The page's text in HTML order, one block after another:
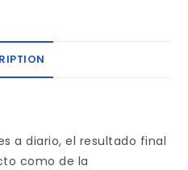
a diario, el resultado final
como de la